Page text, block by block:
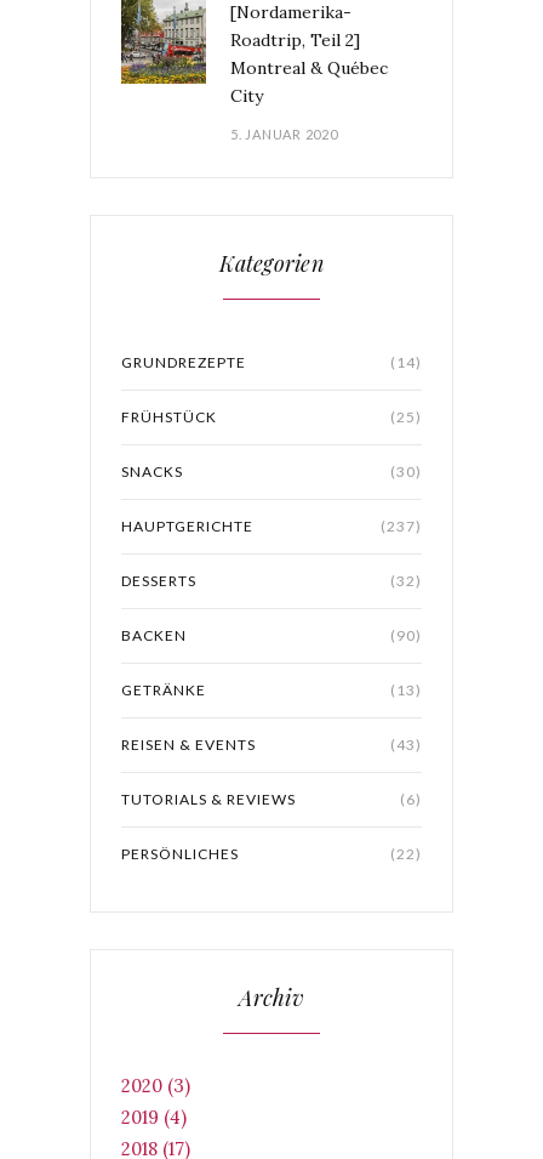
[Nordamerika-
Roadtrip, Teil 2]
Montreal & Québec
City
5. JANUAR 2020
Kategorien
GRUNDREZEPTE (14)
FRÜHSTÜCK (25)
SNACKS (30)
HAUPTGERICHTE (237)
DESSERTS (32)
BACKEN (90)
GETRÄNKE (13)
REISEN & EVENTS (43)
TUTORIALS & REVIEWS (6)
PERSÖNLICHES (22)
Archiv
2020 (3)
2019 (4)
2018 (17)